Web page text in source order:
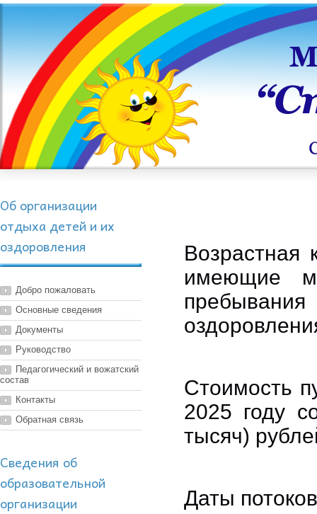
Об организации
отдыха детей и их
оздоровления
Добро пожаловать
Основные сведения
Документы
Руководство
Педагогический и вожатский
состав
Контакты
Обратная связь
Сведения об
образовательной
организации
Возрастная
имеющие
Стоимость
2025 году
тысяч)
Даты